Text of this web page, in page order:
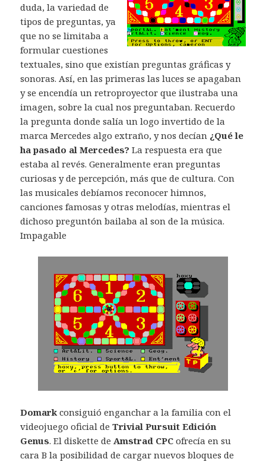
duda, la variedad de
tipos de preguntas, ya
que no se limitaba a
formular cuestiones
textuales, sino que existían preguntas gráficas y
sonoras. Así, en las primeras las luces se apagaban
y se encendía un retroproyector que ilustraba una
imagen, sobre la cual nos preguntaban. Recuerdo
la pregunta donde salía un logo invertido de la
marca Mercedes algo extraño, y nos decían ¿Qué le
ha pasado al Mercedes? La respuesta era que
estaba al revés. Generalmente eran preguntas
curiosas y de percepción, más que de cultura. Con
las musicales debíamos reconocer himnos,
canciones famosas y otras melodías, mientras el
dichoso preguntón bailaba al son de la música.
Impagable
Domark consiguió enganchar a la familia con el
videojuego oficial deTrivial Pursuit Edición
Genus. El diskette de Amstrad CPC ofrecía en su
cara B la posibilidad de cargar nuevos bloques de